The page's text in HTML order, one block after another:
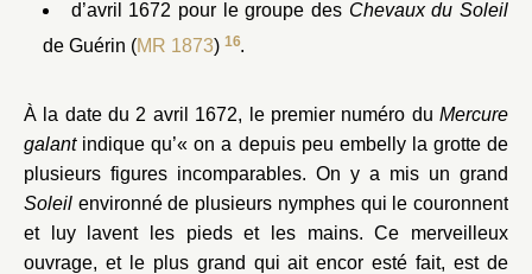
d’avril 1672 pour le groupe des Chevaux du Soleil
de Guérin (MR 1873) 16.
À la date du 2 avril 1672, le premier numéro du Mercure
galantindique qu’« on a depuis peu embelly la grotte de
plusieurs figures incomparables. On y a mis un grand
Soleil environné de plusieurs nymphes qui le couronnent
et luy lavent les pieds et les mains. Ce merveilleux
ouvrage, et le plus grand qui ait encor esté fait, est de